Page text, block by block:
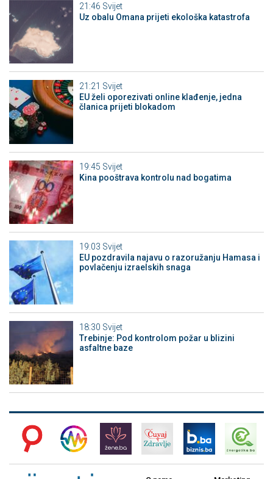
21:46 Svijet
Uz obalu Omana prijeti ekološka katastrofa
21:21 Svijet
EU želi oporezivati online klađenje, jedna
članica prijeti blokadom
19:45 Svijet
Kina pooštrava kontrolu nad bogatima
19:03 Svijet
EU pozdravila najavu o razoružanju Hamasa i
povlačenju izraelskih snaga
18:30 Svijet
Trebinje: Pod kontrolom požar u blizini
asfaltne baze